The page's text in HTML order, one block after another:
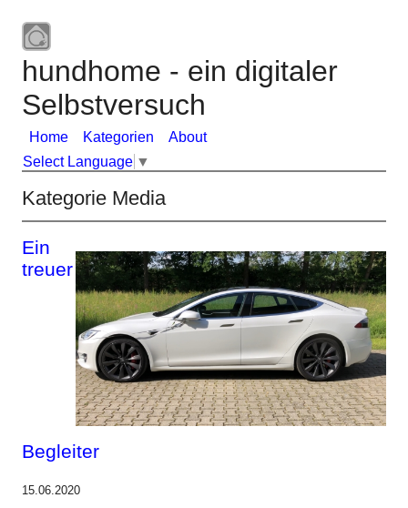
hundhome - ein digitaler
Selbstversuch
Home Kategorien
About
Select Language ▼
Kategorie Media
Ein
treuer
Begleiter
15.06.2020